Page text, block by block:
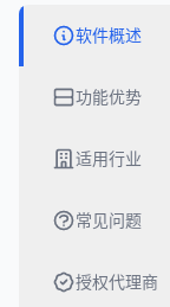
软件概述
功能优势
适用行业
常见问题
授权代理商